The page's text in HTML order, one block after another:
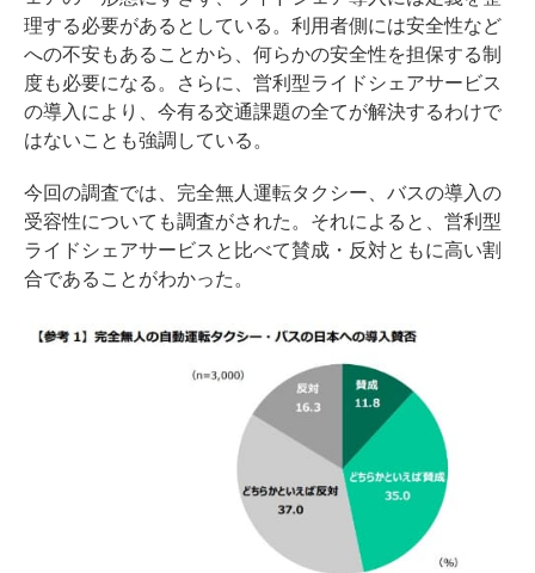
理する必要があるとしている。利用者側には安全性など
への不安もあることから、何らかの安全性を担保する制
度も必要になる。さらに、営利型ライドシェアサービス
の導入により、今有る交通課題の全てが解決するわけで
はないことも強調している。
今回の調査では、完全無人運転タクシー、バスの導入の
受容性についても調査がされた。それによると、営利型
ライドシェアサービスと比べて賛成・反対ともに高い割
合であることがわかった。